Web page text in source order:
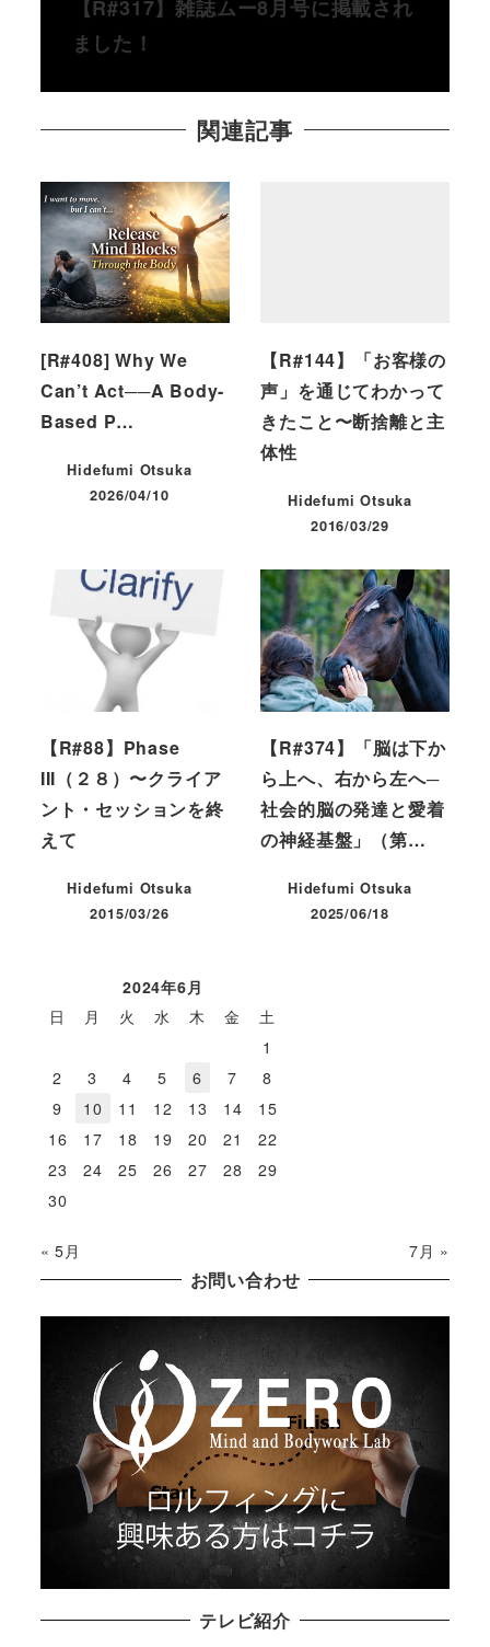
【R#317】雑誌ムー8月号に掲載され
ました！
関連記事
[R#408] Why We
Can’t Act──A Body-
Based P…
Hidefumi Otsuka
投稿日
2026/04/10
【R#144】「お客様の
声」を通じてわかって
きたこと〜断捨離と主
体性
Hidefumi Otsuka
投稿日
2016/03/29
【R#88】Phase
III（２８）〜クライア
ント・セッションを終
えて
Hidefumi Otsuka
投稿日
2015/03/26
【R#374】「脳は下か
ら上へ、右から左へ─
社会的脳の発達と愛着
の神経基盤」（第…
Hidefumi Otsuka
投稿日
2025/06/18
2024年6月
日
月 火 水 木 金
土
1
2
3 4 5 6 7
8
9
10 11 12 13 14
15
16
17 18 19 20 21
22
23
24 25 26 27 28
29
30
« 5月 7月 »
お問い合わせ
テレビ紹介